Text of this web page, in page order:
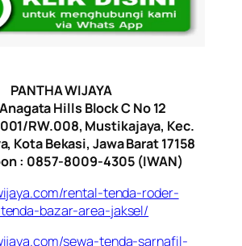
PANTHA WIJAYA
Hills Block C No 12
RW.008, Mustikajaya, Kec.
Kota Bekasi, Jawa Barat 17158
: 0857-8009-4305 (IWAN)
rental-tenda-roder-
bazar-area-jaksel/
sewa-tenda-sarnafil-